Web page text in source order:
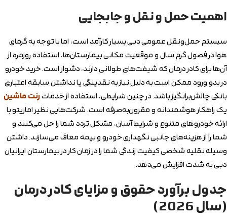
اهمیت حمل و نقل و جابجایی
سیستم حمل‌ونقل عمومی دبی بسیار کارآمد است، اما با توجه به گرمای
هوا در فصول گرم سال و موقعیت مکانی بیمارستان‌ها، استفاده روزمره از
آن‌ها برای کادر درمان که شیفت‌های طولانی دارند، دشوار است. خرید خودرو
در بدو ورود ممکن است به دلیل نیاز به نقدینگی یا نداشتن سابقه اعتباری
بانکی چالش‌برانگیز باشد. در چنین شرایطی، استفاده از خدماترنت ماشین
یک راهکار هوشمندانه و مقرون‌به‌صرفه است. شرکت‌هایی نظیر اماریتو با
ارائه خودروهای متنوع و شرایط آسان، مشکل تردد شما را حل می‌کنند و
شما را از هزینه‌های جانبی نگهداری خودرو و بیمه معاف می‌سازند. داشتن
وسیله نقلیه شخصی کیفیت زندگی شما را در زمان کار در بیمارستان ایرانیان
دبی به شدت افزایش می‌دهد.
جدول برآورد حقوق و مزایای کادر درمان
(سال 2026)